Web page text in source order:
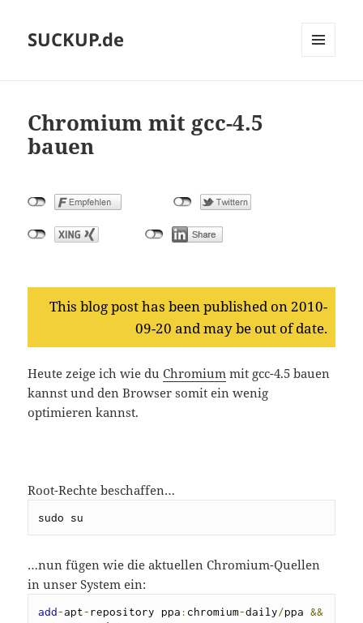
SUCKUP.de
Chromium mit gcc-4.5
bauen
This blog post has been published on 2010-
09-20 and may be out of date.
Heute zeige ich wie duChromium mit gcc-4.5 bauen
kannst und den Browser somit ein wenig
optimieren kannst.
Root-Rechte beschaffen…
sudo su
…nun fügen wie die aktuellen Chromium-Quellen
in unser System ein:
add-apt-repository ppa:chromium-daily/ppa &&